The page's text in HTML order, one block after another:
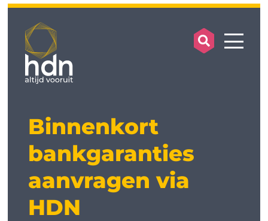
search
Binnenkort
bankgaranties
aanvragen via
HDN